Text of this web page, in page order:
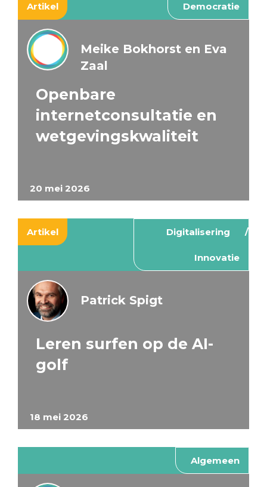
Artikel Democratie
20 mei 2026
Meike Bokhorst en Eva
Zaal
Openbare
internetconsultatie en
wetgevingskwaliteit
Artikel Digitalisering
Innovatie
18 mei 2026
Patrick Spigt
Leren surfen op de AI-
golf
Algemeen